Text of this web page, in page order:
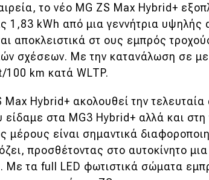
το νέο MG ZS Max Hybrid+
1,83 kWh από μια γεννήτρια
αποκλειστικά στ ους εμπρός
σχέσεων. Με την κατανάλωση σε
100 km κατά WLTP.
Hybrid+ ακολουθεί την τελευταία
στα MG3 Hybrid+ αλλά και στη
μέρους είναι σημαντικά
προσθέτοντας στο αυτοκίνητο μια
Με τα full LED φωτιστικά σώματα